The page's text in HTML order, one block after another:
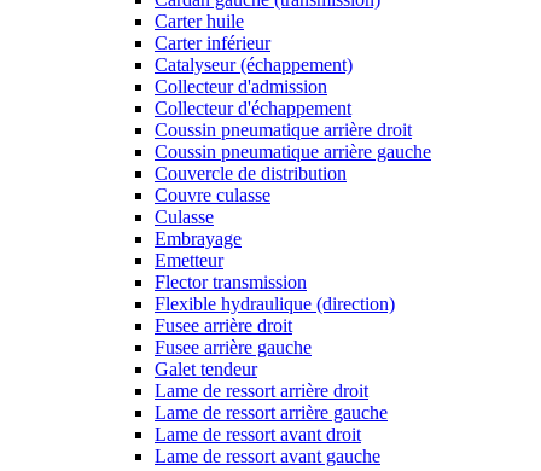
Carter huile
Carter inférieur
Catalyseur (échappement)
Collecteur d'admission
Collecteur d'échappement
Coussin pneumatique arrière droit
Coussin pneumatique arrière gauche
Couvercle de distribution
Couvre culasse
Culasse
Embrayage
Emetteur
Flector transmission
Flexible hydraulique (direction)
Fusee arrière droit
Fusee arrière gauche
Galet tendeur
Lame de ressort arrière droit
Lame de ressort arrière gauche
Lame de ressort avant droit
Lame de ressort avant gauche